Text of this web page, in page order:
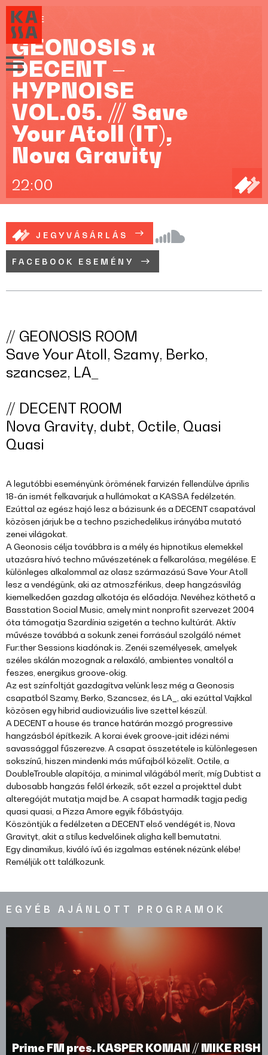
ZENE
GEONOSIS x
DECENT –
HYPNOISE
VOL.05. /// Save
Your Atoll (IT),
Nova Gravity
22:00
JEGYVÁSÁRLÁS
FACEBOOK ESEMÉNY
// GEONOSIS ROOM
Save Your Atoll, Szamy, Berko,
szancsez, LA_
// DECENT ROOM
Nova Gravity, dubt, Octile, Quasi
Quasi
A legutóbbi eseményünk örömének farvizén fellendülve április
18-án ismét felkavarjuk a hullámokat a KASSA fedélzetén.
Ezúttal az egész hajó lesz a bázisunk és a DECENT csapatával
közösen járjuk be a techno pszichedelikus irányába mutató
zenei világokat.
A Geonosis célja továbbra is a mély és hipnotikus elemekkel
utazásra hívó techno művészetének a felkarolása, megélése. E
különleges alkalommal az olasz származású Save Your Atoll
lesz a vendégünk, aki az atmoszférikus, deep hangzásvilág
kiemelkedően gazdag alkotója és előadója. Nevéhez köthető a
Basstation Social Music, amely mint nonprofit szervezet 2004
óta támogatja Szardínia szigetén a techno kultúrát. Aktív
művésze továbbá a sokunk zenei forrásául szolgáló német
Fur:ther Sessions kiadónak is. Zenéi személyesek, amelyek
széles skálán mozognak a relaxáló, ambientes vonaltól a
feszes, energikus groove-okig.
Az est színfoltját gazdagítva velünk lesz még a Geonosis
csapatból Szamy, Berko, Szancsez, és LA_, aki ezúttal Vajkkal
közösen egy hibrid audiovizuális live szettel készül.
A DECENT a house és trance határán mozgó progressive
hangzásból építkezik. A korai évek groove-jait idézi némi
savassággal fűszerezve. A csapat összetétele is különlegesen
sokszínű, hiszen mindenki más műfajból közelít. Octile, a
DoubleTrouble alapítója, a minimal világából merít, míg Dubtist a
dubosabb hangzás felől érkezik, sőt ezzel a projekttel dubt
alteregóját mutatja majd be. A csapat harmadik tagja pedig
quasi quasi, a Pizza Amore egyik főbástyája.
Köszöntjük a fedélzeten a DECENT első vendégét is, Nova
Gravityt, akit a stílus kedvelőinek aligha kell bemutatni.
Egy dinamikus, kiváló ívű és izgalmas estének nézünk elébe!
Reméljük ott találkozunk.
EGYÉB AJÁNLOTT PROGRAMOK
Prime FM pres. KASPER KOMAN // MIKE RISH